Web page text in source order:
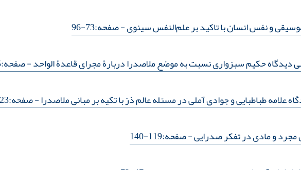
و نفس انسان با تاکید بر علم‌النفس سینوی- صفحه:73-96
دیدگاه حکیم سبزواری نسبت به موضع ملاصدرا دربارۀ مجرای قاعدۀ الواحد- صفحه:255-272
علامه طباطبایی و جوادی آملی در مسئله عالم ذرّ با تکیه بر مبانی ملاصدرا- صفحه:23-46
و مادی در تفکر صدرایی- صفحه:119-140